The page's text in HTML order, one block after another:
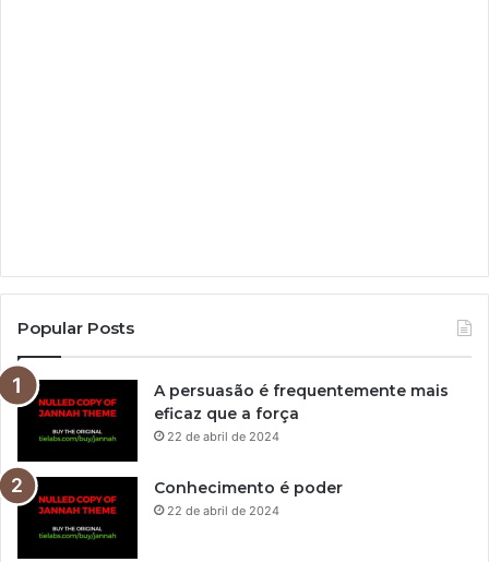
Popular Posts
A persuasão é frequentemente mais
eficaz que a força
22 de abril de 2024
Conhecimento é poder
22 de abril de 2024